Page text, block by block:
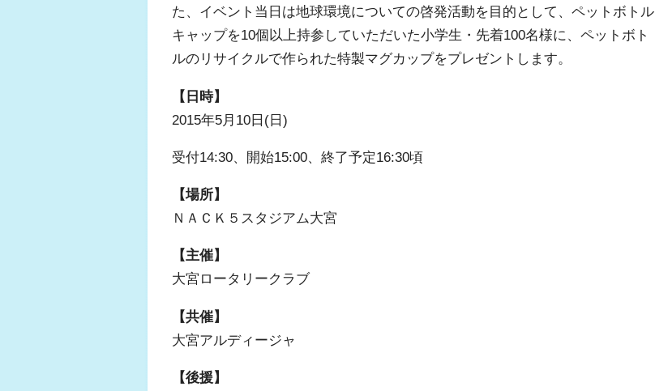
た、イベント当日は地球環境についての啓発活動を目的として、ペットボトル
キャップを10個以上持参していただいた小学生・先着100名様に、ペットボト
ルのリサイクルで作られた特製マグカップをプレゼントします。
【日時】
2015年5月10日(日)
受付14:30、開始15:00、終了予定16:30頃
【場所】
ＮＡＣＫ５スタジアム大宮
【主催】
大宮ロータリークラブ
【共催】
大宮アルディージャ
【後援】